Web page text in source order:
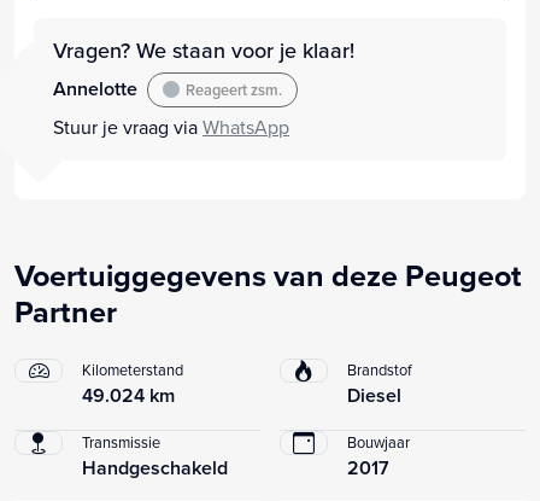
Vragen? We staan voor je klaar!
Annelotte Reageert zsm.
Stuur je vraag viaWhatsApp
Voertuiggegevens van deze Peugeot
Partner
Kilometerstand
49.024 km
Brandstof
Diesel
Transmissie
Handgeschakeld
Bouwjaar
2017